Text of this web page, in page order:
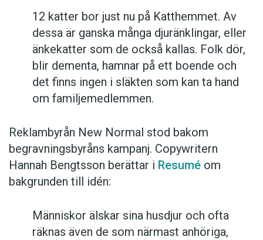
12 katter bor just nu på Katthemmet. Av
dessa är ganska många djuränklingar, eller
änkekatter som de också kallas. Folk dör,
blir dementa, hamnar på ett boende och
det finns ingen i släkten som kan ta hand
om familjemedlemmen.
Reklambyrån New Normal stod bakom
begravningsbyråns kampanj. Copywritern
Hannah Bengtsson berättar i Resumé om
bakgrunden till idén:
Människor älskar sina husdjur och ofta
räknas även de som närmast anhöriga,